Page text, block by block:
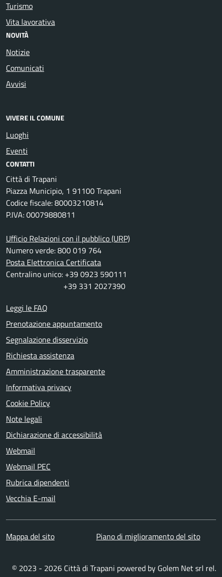
Turismo
Vita lavorativa
NOVITÀ
Notizie
Comunicati
Avvisi
VIVERE IL COMUNE
Luoghi
Eventi
CONTATTI
Città di Trapani
Piazza Municipio, 1 91100 Trapani
Codice fiscale: 80003210814
P.IVA: 00079880811
Ufficio Relazioni con il pubblico (URP)
Numero verde: 800 019 764
Posta Elettronica Certificata
Centralino unico: +39 0923 590111
+39 331 2027390
Leggi le FAQ
Prenotazione appuntamento
Segnalazione disservizio
Richiesta assistenza
Amministrazione trasparente
Informativa privacy
Cookie Policy
Note legali
Dichiarazione di accessibilità
Webmail
Webmail PEC
Rubrica dipendenti
Vecchia E-mail
Mappa del sito Piano di miglioramento del sito
© 2023 - 2026 Città di Trapani powered by Golem Net srl rel.